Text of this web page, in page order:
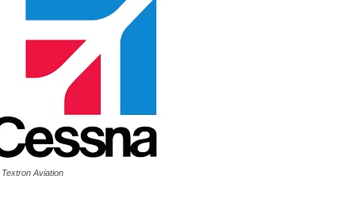
Aviation